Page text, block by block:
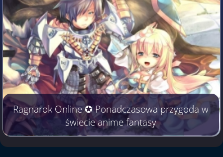
Ragnarok Online ✪ Ponadczasowa przygoda w
świecie anime fantasy